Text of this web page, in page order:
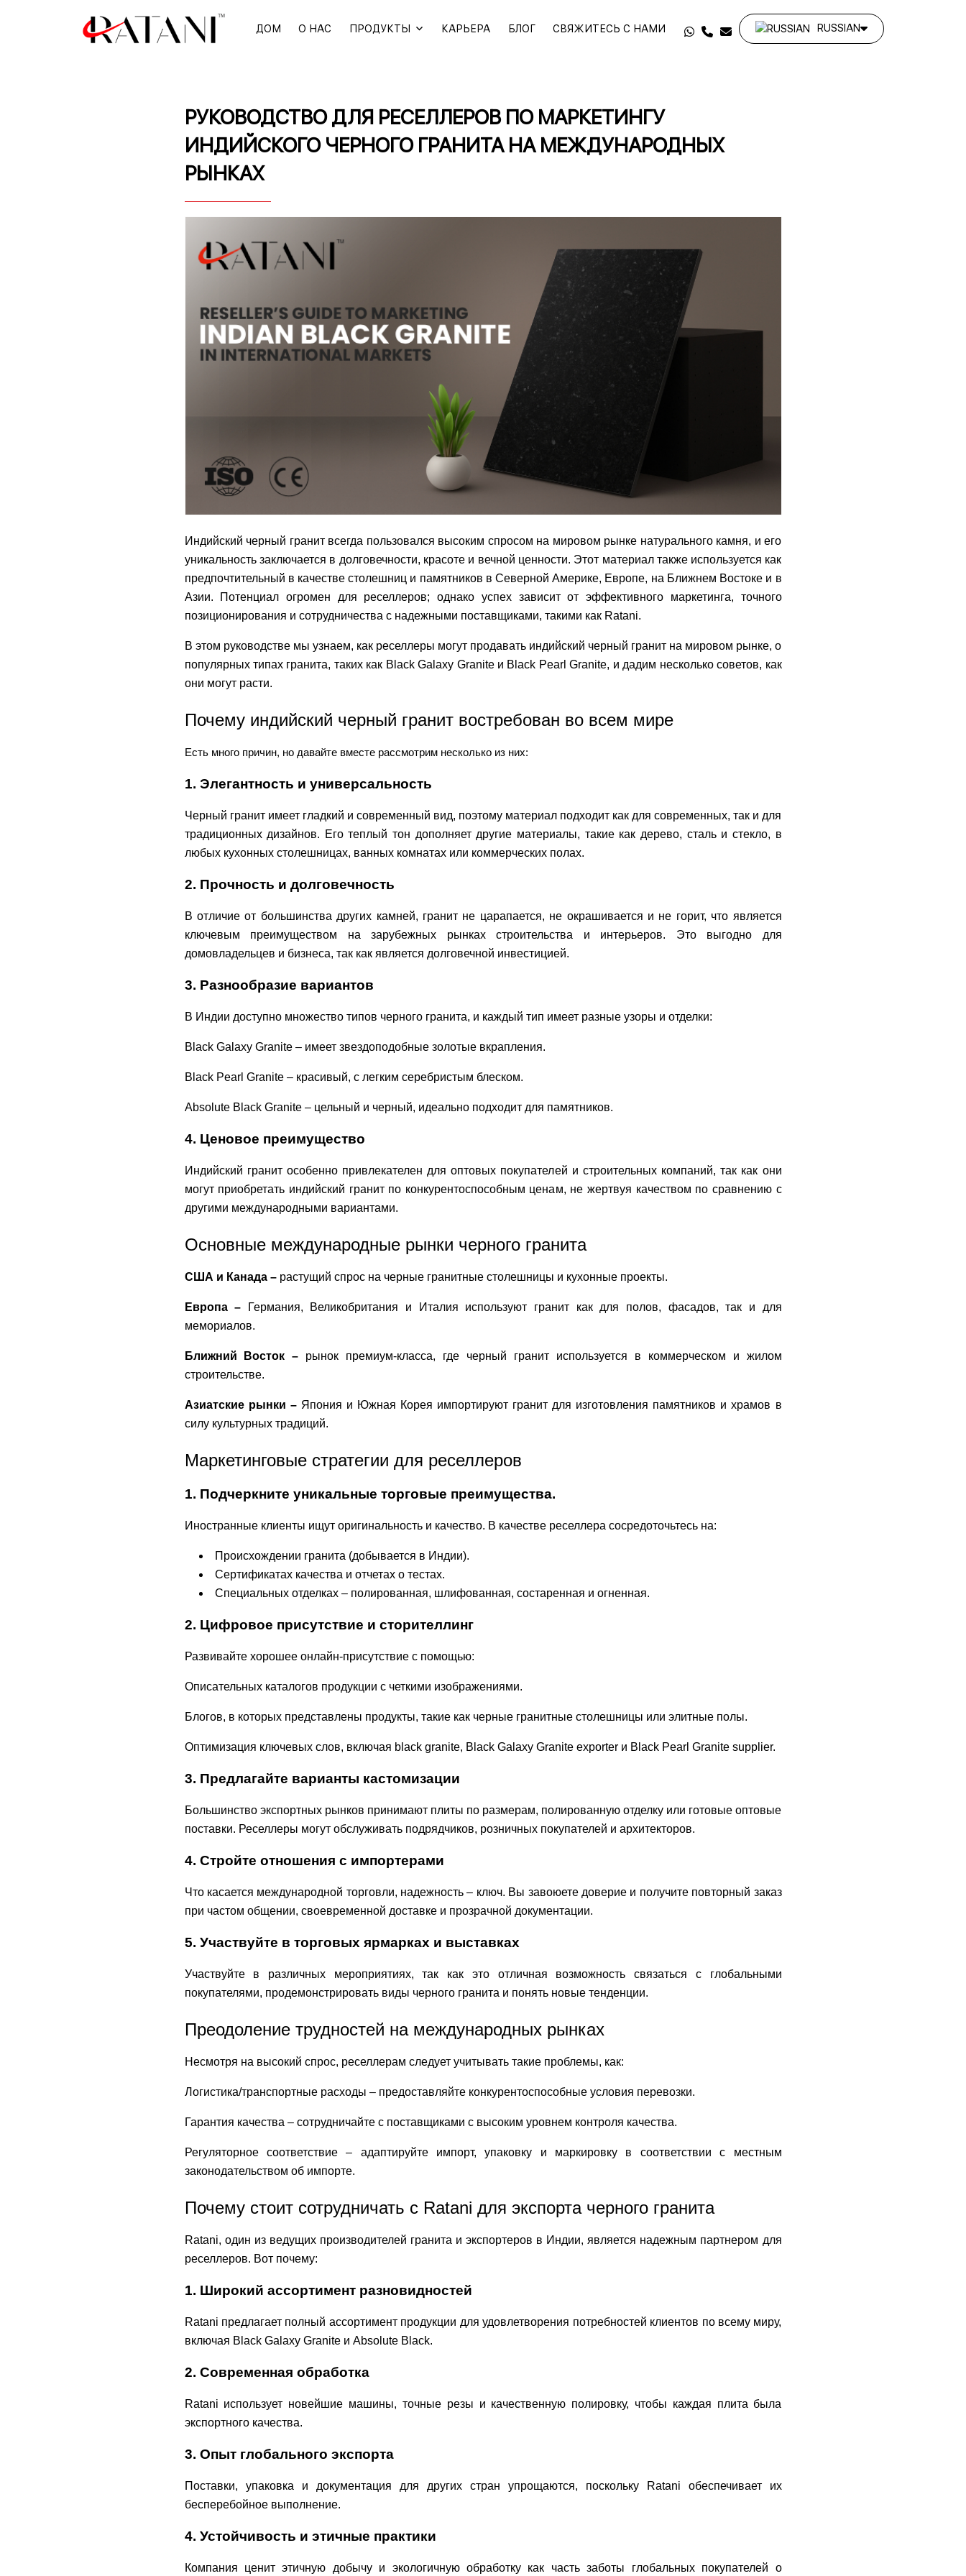
ДОМ О НАС ПРОДУКТЫ КАРЬЕРА БЛОГ СВЯЖИТЕСЬ С НАМИ RUSSIAN
РУКОВОДСТВО ДЛЯ РЕСЕЛЛЕРОВ ПО МАРКЕТИНГУ
ИНДИЙСКОГО ЧЕРНОГО ГРАНИТА НА МЕЖДУНАРОДНЫХ
РЫНКАХ
Индийский черный гранит всегда пользовался высоким спросом на мировом рынке натурального камня, и его
уникальность заключается в долговечности, красоте и вечной ценности. Этот материал также используется как
предпочтительный в качестве столешниц и памятников в Северной Америке, Европе, на Ближнем Востоке и в
Азии. Потенциал огромен для реселлеров; однако успех зависит от эффективного маркетинга, точного
позиционирования и сотрудничества с надежными поставщиками, такими как Ratani.
В этом руководстве мы узнаем, как реселлеры могут продавать индийский черный гранит на мировом рынке, о
популярных типах гранита, таких как Black Galaxy Granite и Black Pearl Granite, и дадим несколько советов, как
они могут расти.
Почему индийский черный гранит востребован во всем мире
Есть много причин, но давайте вместе рассмотрим несколько из них:
1. Элегантность и универсальность
Черный гранит имеет гладкий и современный вид, поэтому материал подходит как для современных, так и для
традиционных дизайнов. Его теплый тон дополняет другие материалы, такие как дерево, сталь и стекло, в
любых кухонных столешницах, ванных комнатах или коммерческих полах.
2. Прочность и долговечность
В отличие от большинства других камней, гранит не царапается, не окрашивается и не горит, что является
ключевым преимуществом на зарубежных рынках строительства и интерьеров. Это выгодно для
домовладельцев и бизнеса, так как является долговечной инвестицией.
3. Разнообразие вариантов
В Индии доступно множество типов черного гранита, и каждый тип имеет разные узоры и отделки:
Black Galaxy Granite – имеет звездоподобные золотые вкрапления.
Black Pearl Granite – красивый, с легким серебристым блеском.
Absolute Black Granite – цельный и черный, идеально подходит для памятников.
4. Ценовое преимущество
Индийский гранит особенно привлекателен для оптовых покупателей и строительных компаний, так как они
могут приобретать индийский гранит по конкурентоспособным ценам, не жертвуя качеством по сравнению с
другими международными вариантами.
Основные международные рынки черного гранита
США и Канада –растущий спрос на черные гранитные столешницы и кухонные проекты.
Европа – Германия, Великобритания и Италия используют гранит как для полов, фасадов, так и для
мемориалов.
Ближний Восток – рынок премиум-класса, где черный гранит используется в коммерческом и жилом
строительстве.
Азиатские рынки –Япония и Южная Корея импортируют гранит для изготовления памятников и храмов в
силу культурных традиций.
Маркетинговые стратегии для реселлеров
1. Подчеркните уникальные торговые преимущества.
Иностранные клиенты ищут оригинальность и качество. В качестве реселлера сосредоточьтесь на:
Происхождении гранита (добывается в Индии).
Сертификатах качества и отчетах о тестах.
Специальных отделках – полированная, шлифованная, состаренная и огненная.
2. Цифровое присутствие и сторителлинг
Развивайте хорошее онлайн-присутствие с помощью:
Описательных каталогов продукции с четкими изображениями.
Блогов, в которых представлены продукты, такие как черные гранитные столешницы или элитные полы.
Оптимизация ключевых слов, включая black granite, Black Galaxy Granite exporter и Black Pearl Granite supplier.
3. Предлагайте варианты кастомизации
Большинство экспортных рынков принимают плиты по размерам, полированную отделку или готовые оптовые
поставки. Реселлеры могут обслуживать подрядчиков, розничных покупателей и архитекторов.
4. Стройте отношения с импортерами
Что касается международной торговли, надежность – ключ. Вы завоюете доверие и получите повторный заказ
при частом общении, своевременной доставке и прозрачной документации.
5. Участвуйте в торговых ярмарках и выставках
Участвуйте в различных мероприятиях, так как это отличная возможность связаться с глобальными
покупателями, продемонстрировать виды черного гранита и понять новые тенденции.
Преодоление трудностей на международных рынках
Несмотря на высокий спрос, реселлерам следует учитывать такие проблемы, как:
Логистика/транспортные расходы – предоставляйте конкурентоспособные условия перевозки.
Гарантия качества – сотрудничайте с поставщиками с высоким уровнем контроля качества.
Регуляторное соответствие – адаптируйте импорт, упаковку и маркировку в соответствии с местным
законодательством об импорте.
Почему стоит сотрудничать с Ratani для экспорта черного гранита
Ratani, один из ведущих производителей гранита и экспортеров в Индии, является надежным партнером для
реселлеров. Вот почему:
1. Широкий ассортимент разновидностей
Ratani предлагает полный ассортимент продукции для удовлетворения потребностей клиентов по всему миру,
включая Black Galaxy Granite и Absolute Black.
2. Современная обработка
Ratani использует новейшие машины, точные резы и качественную полировку, чтобы каждая плита была
экспортного качества.
3. Опыт глобального экспорта
Поставки, упаковка и документация для других стран упрощаются, поскольку Ratani обеспечивает их
бесперебойное выполнение.
4. Устойчивость и этичные практики
Компания ценит этичную добычу и экологичную обработку как часть заботы глобальных покупателей о